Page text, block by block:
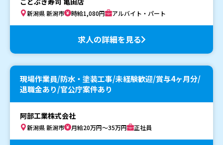
新潟県 新潟市 時給1,080円 アルバイト・パート
求人の詳細を見る
現場作業員/防水・塗装工事/未経験歓迎/賞与4ヶ月分/
退職金あり/官公庁案件あり
阿部工業株式会社
新潟県 新潟市 月給20万円～35万円 正社員